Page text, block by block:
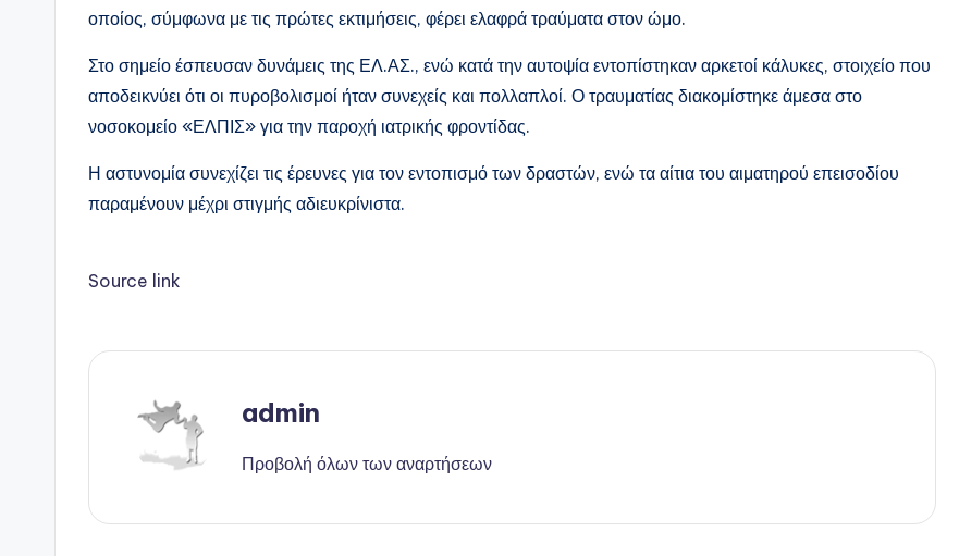
οποίος, σύμφωνα με τις πρώτες εκτιμήσεις, φέρει ελαφρά τραύματα στον ώμο.
Στο σημείο έσπευσαν δυνάμεις της ΕΛ.ΑΣ., ενώ κατά την αυτοψία εντοπίστηκαν αρκετοί κάλυκες, στοιχείο που
αποδεικνύει ότι οι πυροβολισμοί ήταν συνεχείς και πολλαπλοί. Ο τραυματίας διακομίστηκε άμεσα στο
νοσοκομείο «ΕΛΠΙΣ» για την παροχή ιατρικής φροντίδας.
Η αστυνομία συνεχίζει τις έρευνες για τον εντοπισμό των δραστών, ενώ τα αίτια του αιματηρού επεισοδίου
παραμένουν μέχρι στιγμής αδιευκρίνιστα.
Source link
admin
Προβολή όλων των αναρτήσεων